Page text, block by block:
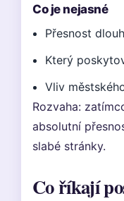
Co je nejasné
Přesnost
Který
Vliv
Rozvaha:
absolutní
slabé stránky.
Co říkají